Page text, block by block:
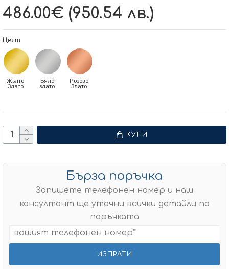
486.00€ (950.54 лв.)
Цвят
Жълто
Злато
Бяло
злато
Розово
Злато
КУПИ
Бърза поръчка
Запишете телефонен номер и наш
консултант ще уточни всички детайли по
поръчката